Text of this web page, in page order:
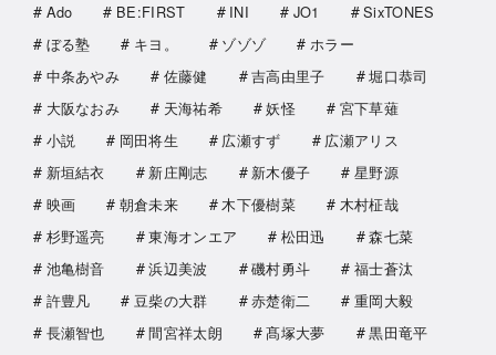
Ado BE:FIRST INI JO1
SixTONES
ぼる塾
キヨ。 ゾゾゾ
ホラー
中条あやみ
佐藤健 吉高由里子
堀口恭司
大阪なおみ
天海祐希 妖怪
宮下草薙
小説
岡田将生 広瀬すず
広瀬アリス
新垣結衣
新庄剛志 新木優子
星野源
映画
朝倉未来 木下優樹菜
木村柾哉
杉野遥亮
東海オンエア 松田迅
森七菜
池亀樹音
浜辺美波 磯村勇斗
福士蒼汰
許豊凡
豆柴の大群 赤楚衛二
重岡大毅
長瀬智也
間宮祥太朗 髙塚大夢 黒田竜平